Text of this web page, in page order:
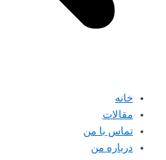
خانه
مقالات
تماس با من
درباره من